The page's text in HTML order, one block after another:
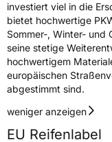
FahrzeugklasseC1
3PMSF /
EisgripNein
EPREL ID441430
investiert viel in die
bietet hochwertige
Sommer-, Winter- und
seine stetige
hochwertigem
europäischen
abgestimmt sind.
weniger anzeigen
EU Reifenlabel